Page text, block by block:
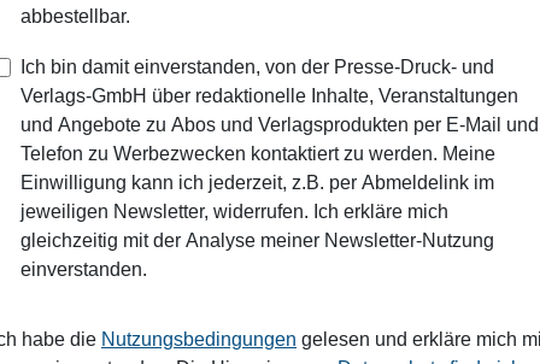
abbestellbar.
Ich bin damit einverstanden, von der Presse-Druck- und
Verlags-GmbH über redaktionelle Inhalte, Veranstaltungen
und Angebote zu Abos und Verlagsprodukten per E-Mail und
Telefon zu Werbezwecken kontaktiert zu werden. Meine
Einwilligung kann ich jederzeit, z.B. per Abmeldelink im
jeweiligen Newsletter, widerrufen. Ich erkläre mich
gleichzeitig mit der Analyse meiner Newsletter-Nutzung
einverstanden.
habe die Nutzungsbedingungen gelesen und erkläre mich